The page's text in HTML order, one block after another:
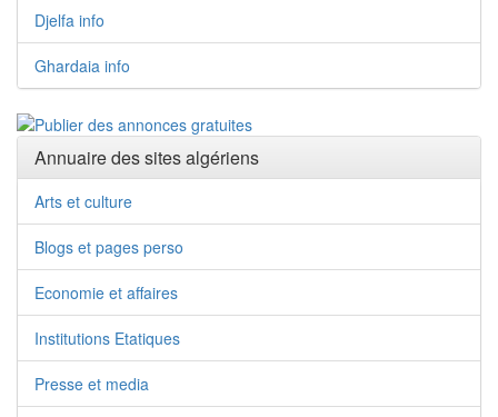
Djelfa info
Ghardaia info
Annuaire des sites algériens
Arts et culture
Blogs et pages perso
Economie et affaires
Institutions Etatiques
Presse et media